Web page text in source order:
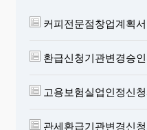
커피전문점창업계획
환급신청기관변경승
고용보험실업인정신
관세환급기관변경신